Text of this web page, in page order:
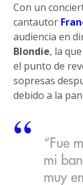
Con un
cantautor
audiencia en
Blondie, la
el punto de
sopresas
debido a la
“Fue
mi
muy